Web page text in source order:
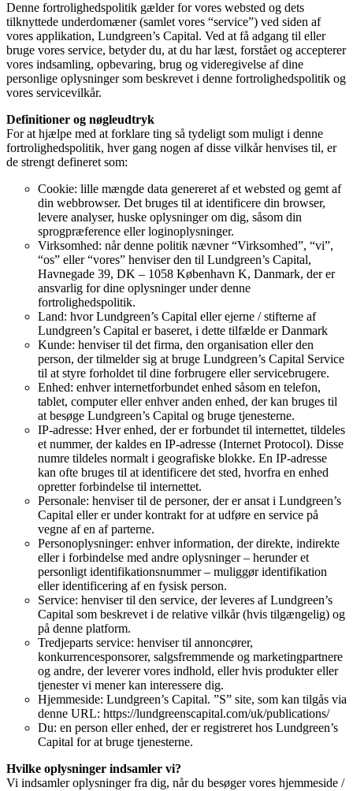
Denne fortrolighedspolitik gælder for vores websted og dets
tilknyttede underdomæner (samlet vores “service”) ved siden af ​​
vores applikation, Lundgreen’s Capital. Ved at få adgang til eller
bruge vores service, betyder du, at du har læst, forstået og accepterer
vores indsamling, opbevaring, brug og videregivelse af dine
personlige oplysninger som beskrevet i denne fortrolighedspolitik og
vores servicevilkår.
Definitioner og nøgleudtryk
For at hjælpe med at forklare ting så tydeligt som muligt i denne
fortrolighedspolitik, hver gang nogen af ​​disse vilkår henvises til, er
de strengt defineret som:
Cookie: lille mængde data genereret af et websted og gemt af
din webbrowser. Det bruges til at identificere din browser,
levere analyser, huske oplysninger om dig, såsom din
sprogpræference eller loginoplysninger.
Virksomhed: når denne politik nævner “Virksomhed”, “vi”,
“os” eller “vores” henviser den til Lundgreen’s Capital,
Havnegade 39, DK – 1058 København K, Danmark, der er
ansvarlig for dine oplysninger under denne
fortrolighedspolitik.
Land: hvor Lundgreen’s Capital eller ejerne / stifterne af
Lundgreen’s Capital er baseret, i dette tilfælde er Danmark
Kunde: henviser til det firma, den organisation eller den
person, der tilmelder sig at bruge Lundgreen’s Capital Service
til at styre forholdet til dine forbrugere eller servicebrugere.
Enhed: enhver internetforbundet enhed såsom en telefon,
tablet, computer eller enhver anden enhed, der kan bruges til
at besøge Lundgreen’s Capital og bruge tjenesterne.
IP-adresse: Hver enhed, der er forbundet til internettet, tildeles
et nummer, der kaldes en IP-adresse (Internet Protocol). Disse
numre tildeles normalt i geografiske blokke. En IP-adresse
kan ofte bruges til at identificere det sted, hvorfra en enhed
opretter forbindelse til internettet.
Personale: henviser til de personer, der er ansat i Lundgreen’s
Capital eller er under kontrakt for at udføre en service på
vegne af en af ​​parterne.
Personoplysninger: enhver information, der direkte, indirekte
eller i forbindelse med andre oplysninger – herunder et
personligt identifikationsnummer – muliggør identifikation
eller identificering af en fysisk person.
Service: henviser til den service, der leveres af Lundgreen’s
Capital som beskrevet i de relative vilkår (hvis tilgængelig) og
på denne platform.
Tredjeparts service: henviser til annoncører,
konkurrencesponsorer, salgsfremmende og marketingpartnere
og andre, der leverer vores indhold, eller hvis produkter eller
tjenester vi mener kan interessere dig.
Hjemmeside: Lundgreen’s Capital. ”S” site, som kan tilgås via
denne URL: https://lundgreenscapital.com/uk/publications/
Du: en person eller enhed, der er registreret hos Lundgreen’s
Capital for at bruge tjenesterne.
Hvilke oplysninger indsamler vi?
Vi indsamler oplysninger fra dig, når du besøger vores hjemmeside /